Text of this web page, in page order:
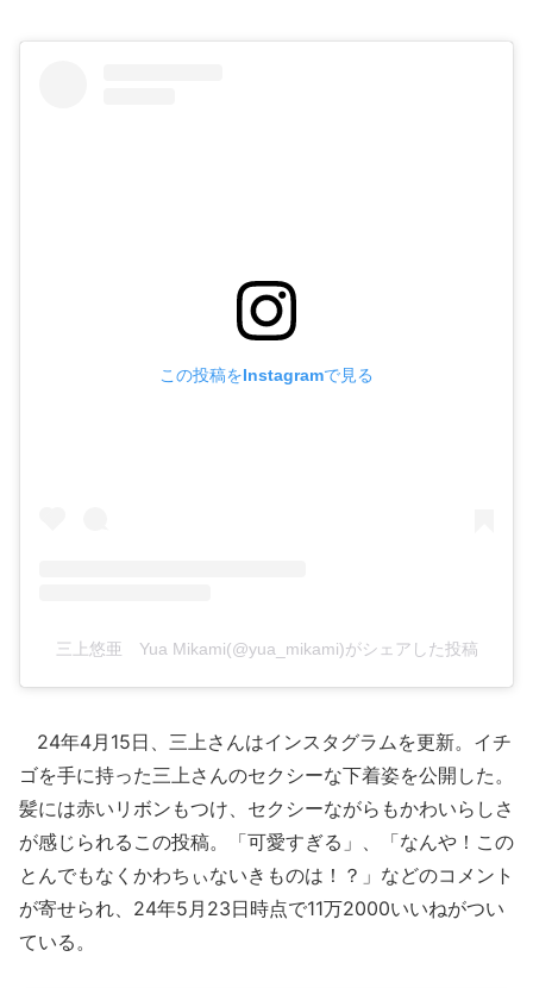
この投稿をInstagramで見る
三上悠亜 Yua Mikami(@yua_mikami)がシェアした投稿
24年4月15日、三上さんはインスタグラムを更新。イチ
ゴを手に持った三上さんのセクシーな下着姿を公開した。
髪には赤いリボンもつけ、セクシーながらもかわいらしさ
が感じられるこの投稿。「可愛すぎる」、「なんや！この
とんでもなくかわちぃないきものは！？」などのコメント
が寄せられ、24年5月23日時点で11万2000いいねがつい
ている。